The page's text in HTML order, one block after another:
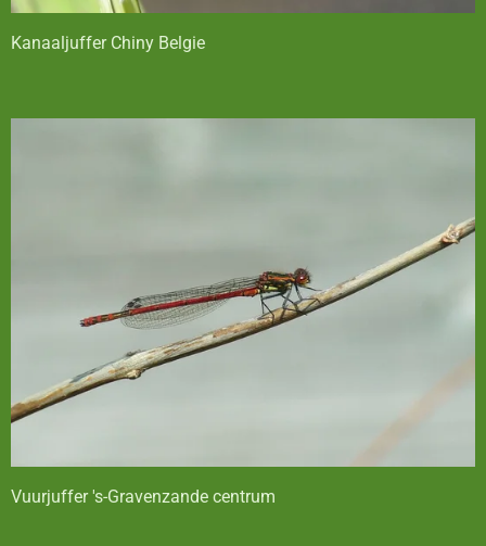
Kanaaljuffer Chiny Belgie
Vuurjuffer 's-Gravenzande centrum